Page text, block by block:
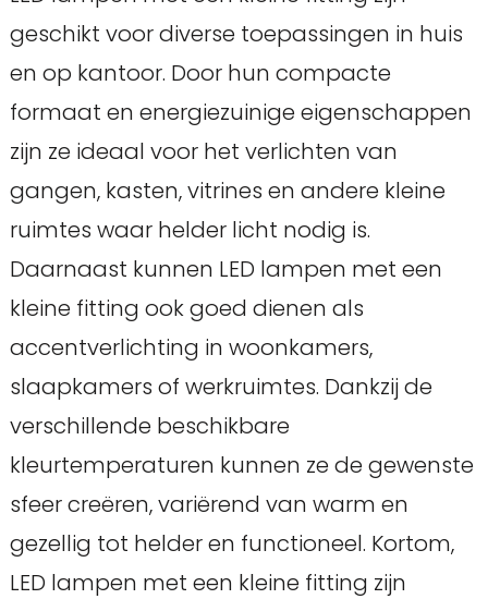
geschikt voor diverse toepassingen in huis
en op kantoor. Door hun compacte
formaat en energiezuinige eigenschappen
zijn ze ideaal voor het verlichten van
gangen, kasten, vitrines en andere kleine
ruimtes waar helder licht nodig is.
Daarnaast kunnen LED lampen met een
kleine fitting ook goed dienen als
accentverlichting in woonkamers,
slaapkamers of werkruimtes. Dankzij de
verschillende beschikbare
kleurtemperaturen kunnen ze de gewenste
sfeer creëren, variërend van warm en
gezellig tot helder en functioneel. Kortom,
LED lampen met een kleine fitting zijn